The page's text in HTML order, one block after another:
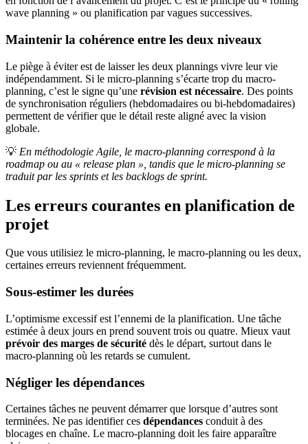
wave planning » ou planification par vagues successives.
Maintenir la cohérence entre les deux niveaux
Le piège à éviter est de laisser les deux plannings vivre leur vie
indépendamment. Si le micro-planning s’écarte trop du macro-
planning, c’est le signe qu’une révision est nécessaire. Des points
de synchronisation réguliers (hebdomadaires ou bi-hebdomadaires)
permettent de vérifier que le détail reste aligné avec la vision
globale.
💡 En méthodologie Agile, le macro-planning correspond à la
roadmap ou au « release plan », tandis que le micro-planning se
traduit par les sprints et les backlogs de sprint.
Les erreurs courantes en planification de
projet
Que vous utilisiez le micro-planning, le macro-planning ou les deux,
certaines erreurs reviennent fréquemment.
Sous-estimer les durées
L’optimisme excessif est l’ennemi de la planification. Une tâche
estimée à deux jours en prend souvent trois ou quatre. Mieux vaut
prévoir des marges de sécurité dès le départ, surtout dans le
macro-planning où les retards se cumulent.
Négliger les dépendances
Certaines tâches ne peuvent démarrer que lorsque d’autres sont
terminées. Ne pas identifier ces dépendances conduit à des
blocages en chaîne. Le macro-planning doit les faire apparaître